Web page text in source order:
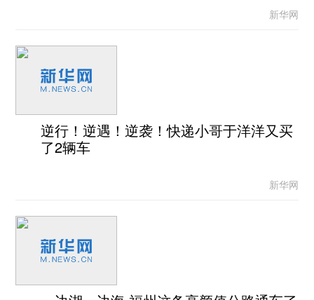
新华网
逆行！逆遇！逆袭！快递小哥于洋洋又买
了2辆车
新华网